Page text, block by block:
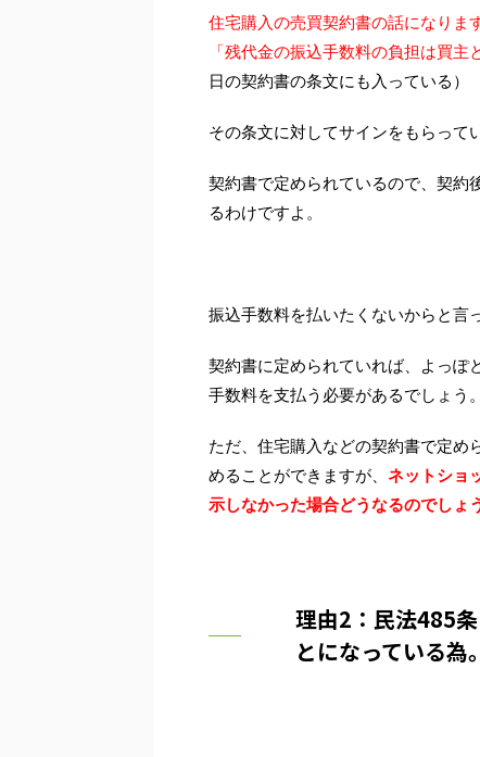
住宅購入の売買契約書の話になりま
「残代金の振込手数料の負担は買主
日の契約書の条文にも入っている）
その条文に対してサインをもらって
契約書で定められているので、契約
るわけですよ。
振込手数料を払いたくないからと言
契約書に定められていれば、よっぽ
手数料を支払う必要があるでしょう。
ただ、住宅購入などの契約書で定め
めることができますが、 ネットショ
示しなかった場合どうなるのでしょ
理由2：民法485
とになっている為。